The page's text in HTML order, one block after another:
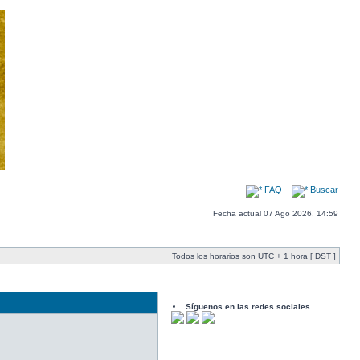
FAQ Buscar
Fecha actual 07 Ago 2026, 14:59
Todos los horarios son UTC + 1 hora [ DST ]
Síguenos en las redes sociales